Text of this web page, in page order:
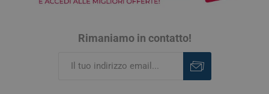
Rimaniamo in contatto!